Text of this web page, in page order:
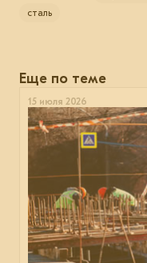
сталь
Еще по теме
15 июля 2026